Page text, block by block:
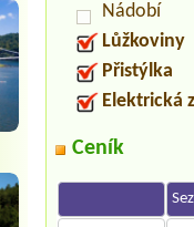
Nádobí
Lůžkoviny
Přistýlka
Elektrická
Ceník